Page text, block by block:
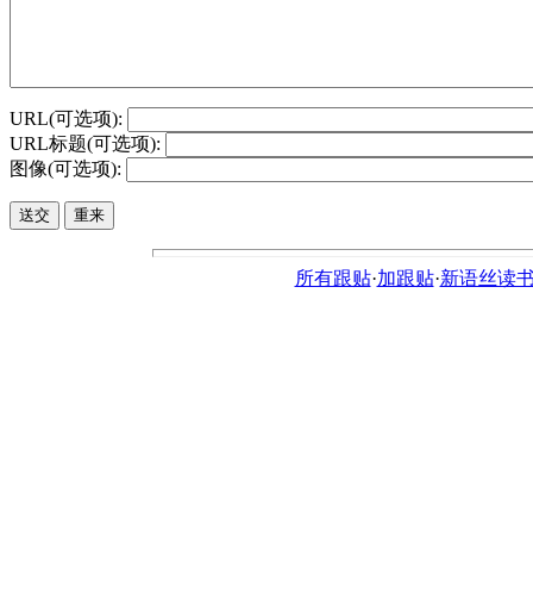
URL(可选项):
URL标题(可选项):
图像(可选项):
所有跟贴·加跟贴·新语丝读